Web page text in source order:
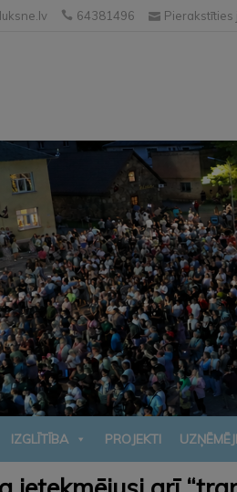
64381496 Pierakstīties
IZGLĪTĪBA PROJEKTI